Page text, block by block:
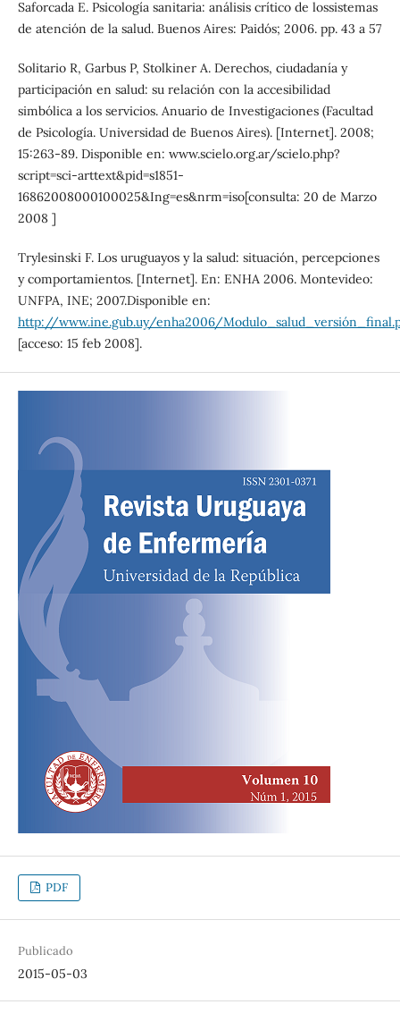
Saforcada E. Psicología sanitaria: análisis crítico de lossistemas
de atención de la salud. Buenos Aires: Paidós; 2006. pp. 43 a 57
Solitario R, Garbus P, Stolkiner A. Derechos, ciudadanía y
participación en salud: su relación con la accesibilidad
simbólica a los servicios. Anuario de Investigaciones (Facultad
de Psicología. Universidad de Buenos Aires). [Internet]. 2008;
15:263-89. Disponible en: www.scielo.org.ar/scielo.php?
script=sci-arttext&pid=s1851-
16862008000100025&Ing=es&nrm=iso[consulta: 20 de Marzo
2008 ]
Trylesinski F. Los uruguayos y la salud: situación, percepciones
y comportamientos. [Internet]. En: ENHA 2006. Montevideo:
UNFPA, INE; 2007.Disponible en:
http://www.ine.gub.uy/enha2006/
[acceso: 15 feb 2008].
PDF
Publicado
2015-05-03